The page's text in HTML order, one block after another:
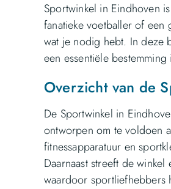
Sportwinkel in Eindhoven
fanatieke voetballer of een
wat je nodig hebt. In deze
een essentiële
Overzicht van de
De Sportwinkel in
ontworpen om te voldoen
fitnessapparatuur en
Daarnaast streeft de
waardoor sportliefhebbers